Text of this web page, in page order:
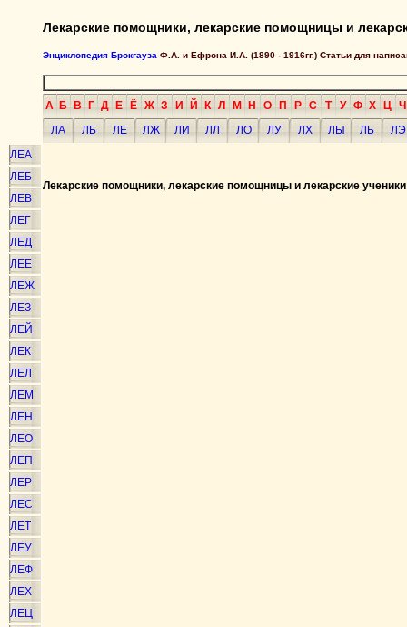
Лекарские помощники, лекарские помощницы и
Энциклопедия Брокгауза Ф.А. и Ефрона И.А. (1890 - 1916гг.) Статьи для
А Б В Г Д Е Ё Ж З И Й К Л М Н О П Р С Т У Ф Х Ц Ч
ЛА
ЛБ ЛЕ ЛЖ ЛИ ЛЛ ЛО ЛУ ЛХ ЛЫ ЛЬ
ЛЭ
ЛЕА
ЛЕБ
ЛЕВ
ЛЕГ
ЛЕД
ЛЕЕ
ЛЕЖ
ЛЕЗ
ЛЕЙ
ЛЕК
ЛЕЛ
ЛЕМ
ЛЕН
ЛЕО
ЛЕП
ЛЕР
ЛЕС
ЛЕТ
ЛЕУ
ЛЕФ
ЛЕХ
ЛЕЦ
Лекарские помощники, лекарские помощницы и лекарские ученики